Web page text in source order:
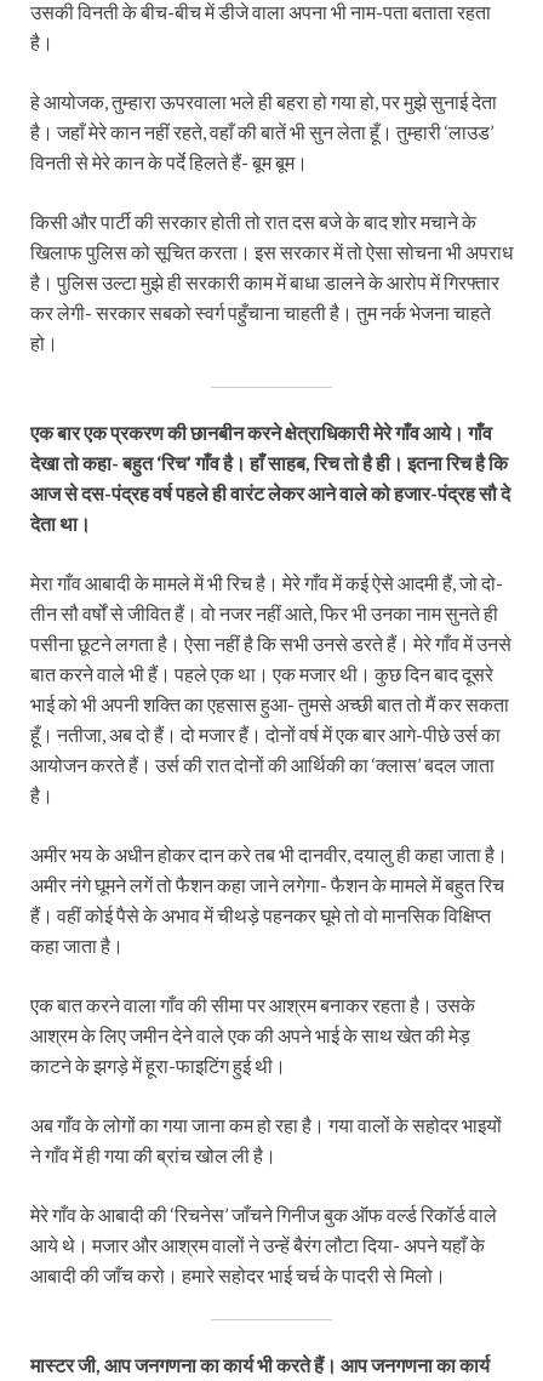
उसकी विनती के बीच-बीच में डीजे वाला अपना भी नाम-पता बताता रहता
है।
हे आयोजक, तुम्हारा ऊपरवाला भले ही बहरा हो गया हो, पर मुझे सुनाई देता
है। जहाँ मेरे कान नहीं रहते, वहाँ की बातें भी सुन लेता हूँ। तुम्हारी ‘लाउड’
विनती से मेरे कान के पर्दे हिलते हैं- बूम बूम।
किसी और पार्टी की सरकार होती तो रात दस बजे के बाद शोर मचाने के
खिलाफ पुलिस को सूचित करता। इस सरकार में तो ऐसा सोचना भी अपराध
है। पुलिस उल्टा मुझे ही सरकारी काम में बाधा डालने के आरोप में गिरफ्तार
कर लेगी- सरकार सबको स्वर्ग पहुँचाना चाहती है। तुम नर्क भेजना चाहते
हो।
एक बार एक प्रकरण की छानबीन करने क्षेत्राधिकारी मेरे गाँव आये। गाँव
देखा तो कहा- बहुत ‘रिच’ गाँव है। हाँ साहब, रिच तो है ही। इतना रिच है कि
आज से दस-पंद्रह वर्ष पहले ही वारंट लेकर आने वाले को हजार-पंद्रह सौ दे
देता था।
मेरा गाँव आबादी के मामले में भी रिच है। मेरे गाँव में कई ऐसे आदमी हैं, जो दो-
तीन सौ वर्षों से जीवित हैं। वो नजर नहीं आते, फिर भी उनका नाम सुनते ही
पसीना छूटने लगता है। ऐसा नहीं है कि सभी उनसे डरते हैं। मेरे गाँव में उनसे
बात करने वाले भी हैं। पहले एक था। एक मजार थी। कुछ दिन बाद दूसरे
भाई को भी अपनी शक्ति का एहसास हुआ- तुमसे अच्छी बात तो मैं कर सकता
हूँ। नतीजा, अब दो हैं। दो मजार हैं। दोनों वर्ष में एक बार आगे-पीछे उर्स का
आयोजन करते हैं। उर्स की रात दोनों की आर्थिकी का ‘क्लास’ बदल जाता
है।
अमीर भय के अधीन होकर दान करे तब भी दानवीर, दयालु ही कहा जाता है।
अमीर नंगे घूमने लगें तो फैशन कहा जाने लगेगा- फैशन के मामले में बहुत रिच
हैं। वहीं कोई पैसे के अभाव में चीथड़े पहनकर घूमे तो वो मानसिक विक्षिप्त
कहा जाता है।
एक बात करने वाला गाँव की सीमा पर आश्रम बनाकर रहता है। उसके
आश्रम के लिए जमीन देने वाले एक की अपने भाई के साथ खेत की मेड़
काटने के झगड़े में हूरा-फाइटिंग हुई थी।
अब गाँव के लोगों का गया जाना कम हो रहा है। गया वालों के सहोदर भाइयों
ने गाँव में ही गया की ब्रांच खोल ली है।
मेरे गाँव के आबादी की ‘रिचनेस’ जाँचने गिनीज बुक ऑफ वर्ल्ड रिकॉर्ड वाले
आये थे। मजार और आश्रम वालों ने उन्हें बैरंग लौटा दिया- अपने यहाँ के
आबादी की जाँच करो। हमारे सहोदर भाई चर्च के पादरी से मिलो।
मास्टर जी, आप जनगणना का कार्य भी करते हैं। आप जनगणना का कार्य